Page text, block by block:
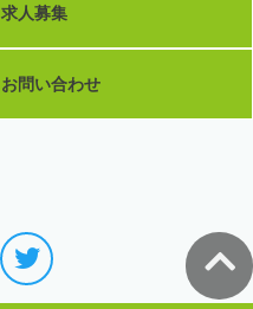
求人募集
お問い合わせ